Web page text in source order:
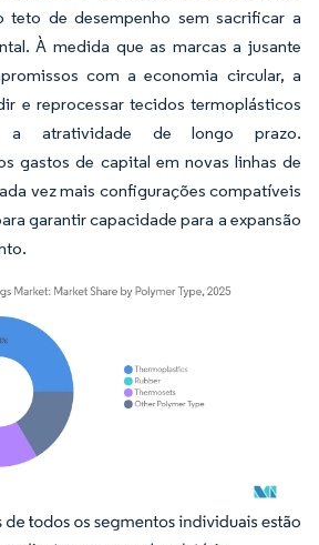
teto de desempenho sem sacrificar a
À medida que as marcas a jusante
com a economia circular, a
e reprocessar tecidos termoplásticos
a atratividade de longo prazo.
gastos de capital em novas linhas de
vez mais configurações compatíveis
garantir capacidade para a expansão
O reuso requer atribuição conforme CC BY 4.0.